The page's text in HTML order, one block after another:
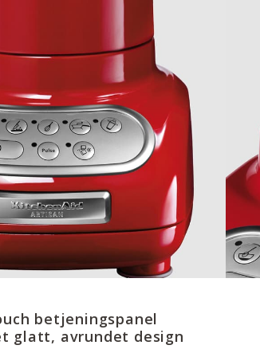
betjeningspanel
glatt, avrundet design